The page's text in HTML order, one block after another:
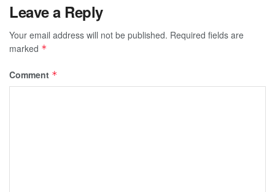
Leave a Reply
Your email address will not be published. Required fields are
marked *
Comment *